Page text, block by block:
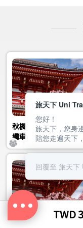
TWD
過敏因素而有餐食禁
殼類、蛋奶等)請於
整。其餘個人飲食喜
◆機上餐食僅有葷跟
◆團體票無免費劃位
不一定能相鄰，敬請
秋楓東京｜賞楓名所.
纜車.西湖合掌村.螃蟹
旅天下 Uni
您好！
旅天下，您身
陪您走遍天下
回覆至 旅天下